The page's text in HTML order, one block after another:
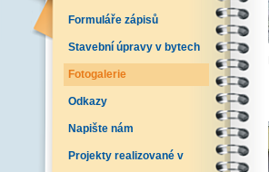
Formuláře zápisů
Stavební úpravy v bytech
Fotogalerie
Odkazy
Napište nám
Projekty realizované v